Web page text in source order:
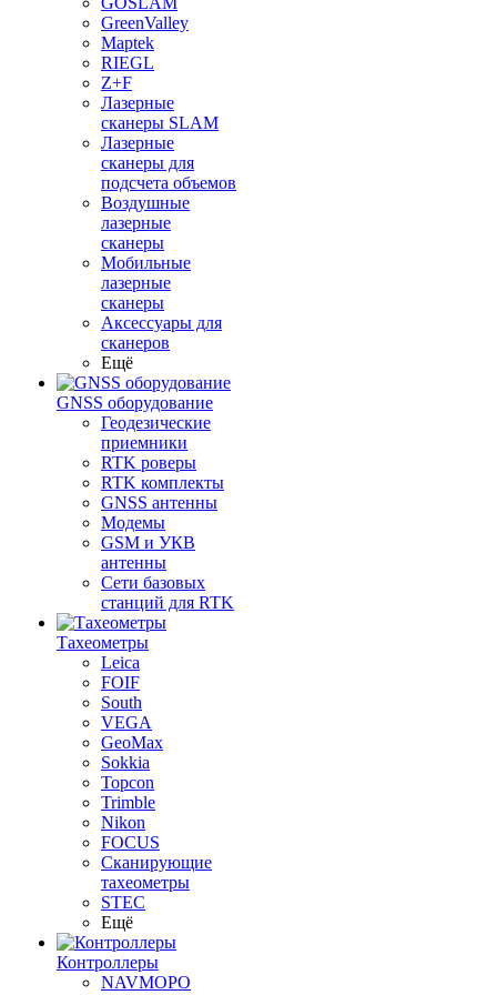
GreenValley
Maptek
RIEGL
Z+F
Лазерные
сканеры SLAM
Лазерные
сканеры для
подсчета объемов
Воздушные
лазерные
сканеры
Мобильные
лазерные
сканеры
Аксессуары для
сканеров
Ещё
GNSS оборудование
Геодезические
приемники
RTK роверы
RTK комплекты
GNSS антенны
Модемы
GSM и УКВ
антенны
Сети базовых
станций для RTK
Тахеометры
Leica
FOIF
South
VEGA
GeoMax
Sokkia
Topcon
Trimble
Nikon
FOCUS
Сканирующие
тахеометры
STEC
Ещё
Контроллеры
NAVMOPO